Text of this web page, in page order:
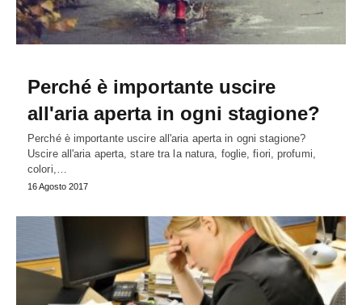
Perché è importante uscire
all'aria aperta in ogni stagione?
Perché è importante uscire all'aria aperta in ogni stagione?
Uscire all'aria aperta, stare tra la natura, foglie, fiori, profumi,
colori,…
16 Agosto 2017